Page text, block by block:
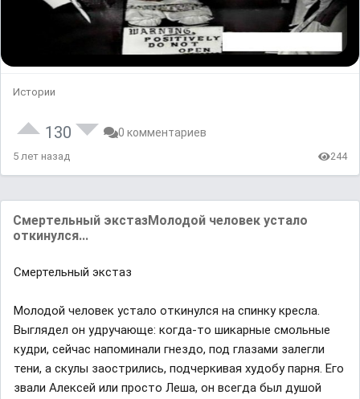
Истории
130 0 комментариев
5 лет назад 244
Смертельный экстазМолодой человек устало
откинулся...
Смертельный экстаз
Молодой человек устало откинулся на спинку кресла.
Выглядел он удручающе: когда-то шикарные смольные
кудри, сейчас напоминали гнездо, под глазами залегли
тени, а скулы заострились, подчеркивая худобу парня. Его
звали Алексей или просто Леша, он всегда был душой